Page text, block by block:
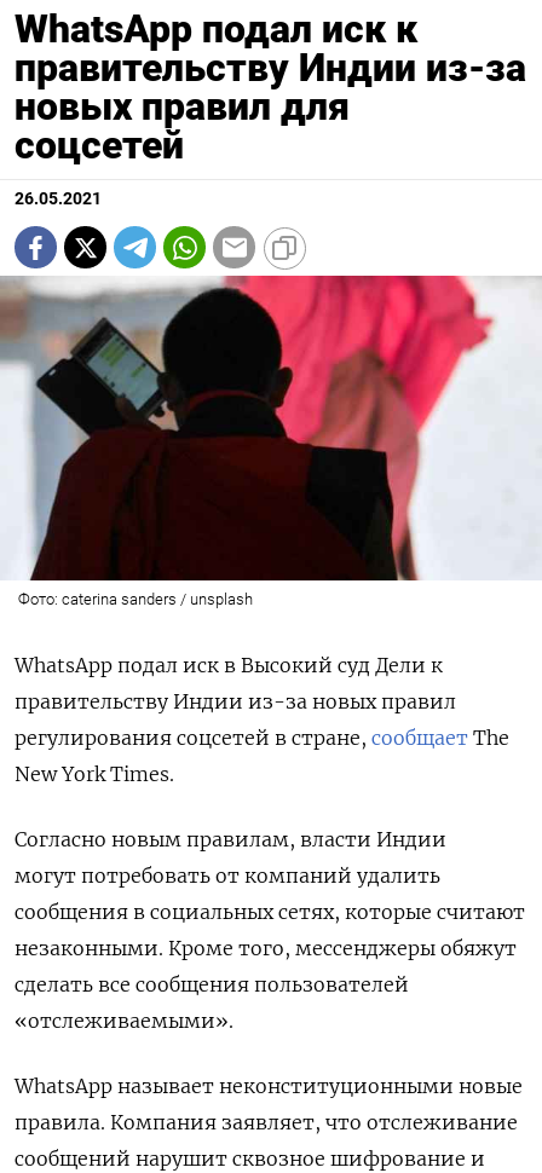
WhatsApp подал иск к
правительству Индии из-за
новых правил для
соцсетей
26.05.2021
Фото: caterina sanders / unsplash
WhatsApp подал иск в Высокий суд Дели к
правительству Индии из-за новых правил
регулирования соцсетей в стране, сообщает The
New York Times.
Согласно новым правилам, власти Индии
могут потребовать от компаний удалить
сообщения в социальных сетях, которые считают
незаконными. Кроме того, мессенджеры обяжут
сделать все сообщения пользователей
«отслеживаемыми».
WhatsApp называет неконституционными новые
правила. Компания заявляет, что отслеживание
сообщений нарушит сквозное шифрование и